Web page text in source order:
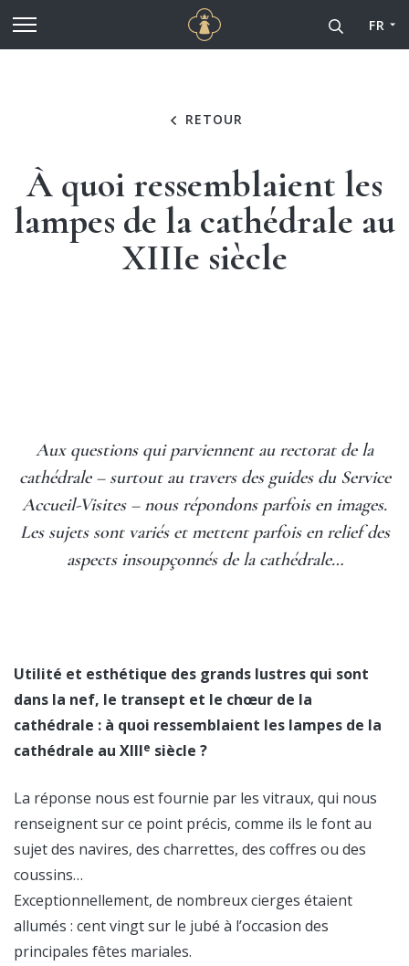
Aller au contenu principal Cathédrale Notre-Dame
FR
RETOUR
À quoi ressemblaient les
lampes de la cathédrale au
XIIIe siècle
Aux questions qui parviennent au rectorat de la
cathédrale – surtout au travers des guides du Service
Accueil-Visites – nous répondons parfois en images.
Les sujets sont variés et mettent parfois en relief des
aspects insoupçonnés de la cathédrale…
Utilité et esthétique des grands lustres qui sont
dans la nef, le transept et le chœur de la
cathédrale : à quoi ressemblaient les lampes de la
cathédrale au XIIIe siècle ?
La réponse nous est fournie par les vitraux, qui nous
renseignent sur ce point précis, comme ils le font au
sujet des navires, des charrettes, des coffres ou des
coussins…
Exceptionnellement, de nombreux cierges étaient
allumés : cent vingt sur le jubé à l’occasion des
principales fêtes mariales.